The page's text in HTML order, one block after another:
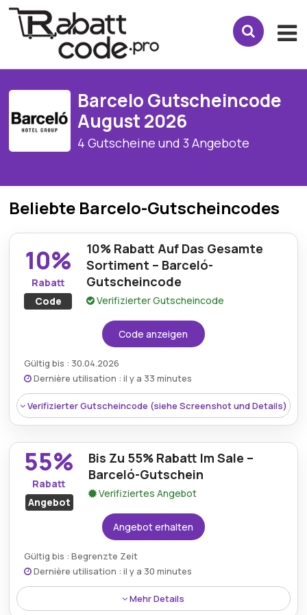
Barcelo Gutscheincode
August 2026
4 Gutscheine und 3 Angebote
Beliebte Barcelo-Gutscheincodes
10%
Rabatt
Code
10% Rabatt Auf Das Gesamte
Sortiment – Barceló-
Gutscheincode
Verifizierter Gutscheincode
Code anzeigen
Gültig bis : 30.04.2026
Dernière utilisation : il y a 33 minutes
Verifizierter Gutscheincode (siehe Screenshot und Details)
Rabatt:Sparen Sie 10% auf Ihre gesamte
55%
Rabatt
Angebot
Bis Zu 55% Rabatt Im Sale –
Barceló-Gutschein
Verifiziertes Angebot
Angebot erhalten
Gültig bis : Begrenzte Zeit
Dernière utilisation : il y a 30 minutes
Mehr Details